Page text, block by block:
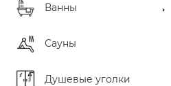
Ванны
Сауны
Душевые уголки